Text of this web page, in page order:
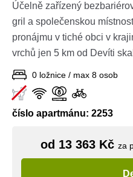
Účelně zařízený
gril a společenskou
pronájmu v tiché obci v
vrchů jen 5 km od Devíti
0 ložnice / max 8 osob
číslo apartmánu: 2253
od 13 363 Kč za